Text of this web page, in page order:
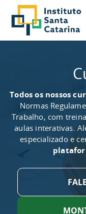
Todos os nossos
Normas
Trabalho, com
aulas interativas.
especializado e